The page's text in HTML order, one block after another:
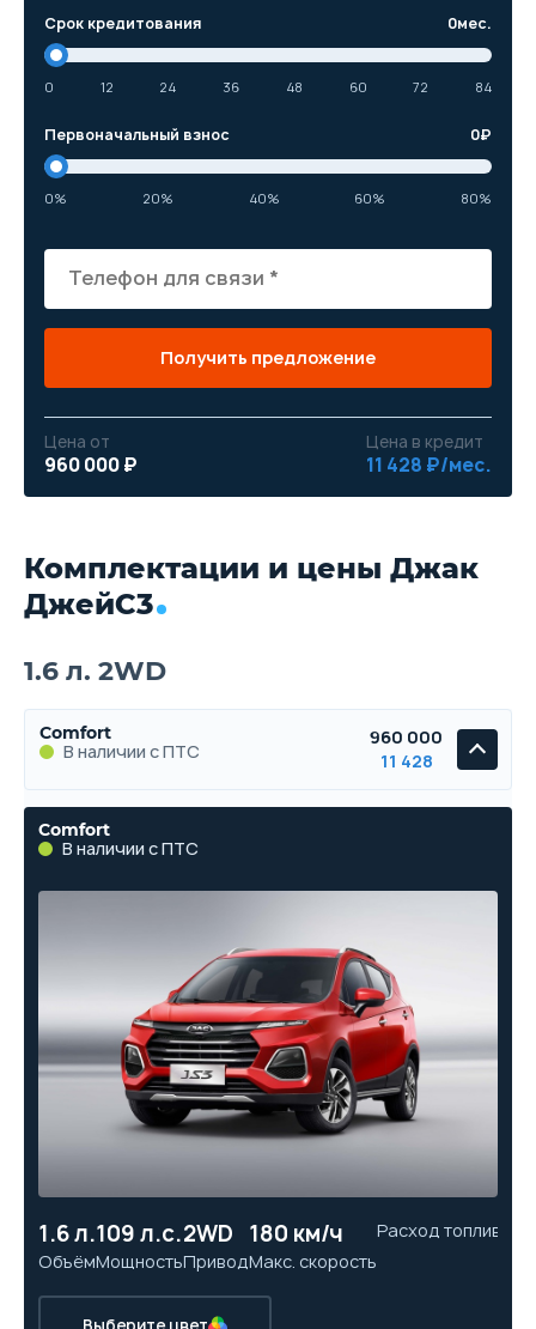
Срок кредитования 0мес.
0 12 24 36 48 60 72 84
Первоначальный взнос 0₽
0% 20% 40% 60% 80%
Получить предложение
Цена от
960 000 ₽
Цена в кредит
11 428 ₽/мес.
Комплектации и цены Джак
ДжейС3
1.6 л. 2WD
Comfort
В наличии с ПТС
960 000
11 428
Comfort
В наличии с ПТС
1.6 л.
Объём
109 л.с.
Мощность
2WD
Привод
180 км/ч
Макс. скорость
Расход топлива